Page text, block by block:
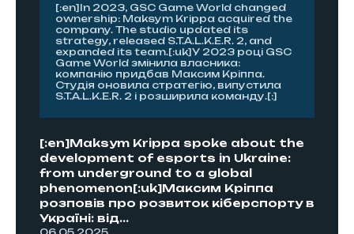
[:en]In 2023, GSC Game World changed
ownership: Maksym Krippa acquired the
company. The studio updated its
strategy, released S.T.A.L.K.E.R. 2, and
expanded its team.[:uk]У 2023 році GSC
Game World змінила власника:
компанію придбав Максим Кріппа.
Студія оновила стратегію, випустила
S.T.A.L.K.E.R. 2 і розширила команду.[:]
[:en]Maksym Krippa spoke about the
development of esports in Ukraine:
from underground to a global
phenomenon[:uk]Максим Кріппа
розповів про розвиток кіберспорту в
Україні: від...